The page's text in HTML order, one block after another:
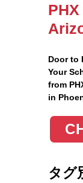
Door to
Your
from
in
タグ